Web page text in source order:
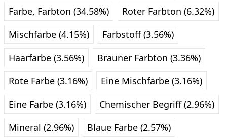
Farbe, Farbton (34.58%)
Roter Farbton (6.32%)
Mischfarbe (4.15%)
Farbstoff (3.56%)
Haarfarbe (3.56%)
Brauner Farbton (3.36%)
Rote Farbe (3.16%)
Eine Mischfarbe (3.16%)
Eine Farbe (3.16%)
Chemischer Begriff (2.96%)
Mineral (2.96%)
Blaue Farbe (2.57%)